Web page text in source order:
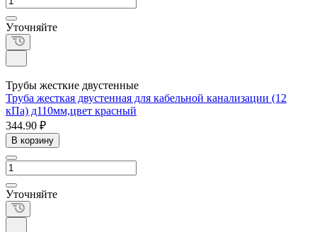
Уточняйте
Трубы жесткие двустенные
Труба жесткая двустенная для кабельной канализации (12
кПа) д110мм,цвет красный
344.90 ₽
В корзину
Уточняйте